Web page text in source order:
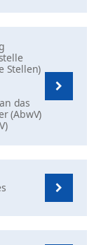
Stellen)
das
(AbwV)